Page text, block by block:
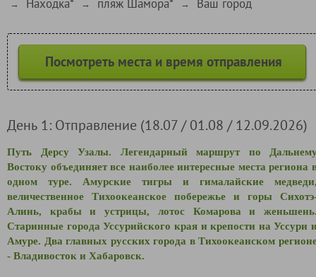
→ Находка* → пляж Шамора* → Ваш город
Посмотреть места и время отправления
День 1: Отправление (18.07 / 01.08 / 12.09.2026)
Путь Дерсу Узалы. Легендарный маршрут по
Востоку объединяет все наиболее интересные места региона
одном туре. Амурские тигры и гималайские
величественное Тихоокеанское побережье и горы
Алинь, крабы и устрицы, лотос Комарова и
Старинные города Уссурийского края и крепости на Уссури
Амуре. Два главных русских города в Тихоокеанском
- Владивосток и Хабаровск.